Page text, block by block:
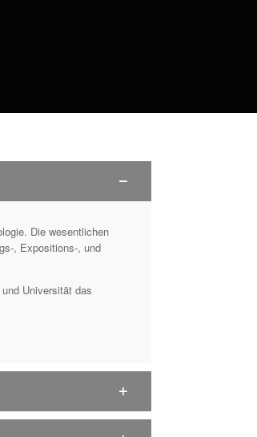
Die wesentlichen
, Expositions-, und
Universität das